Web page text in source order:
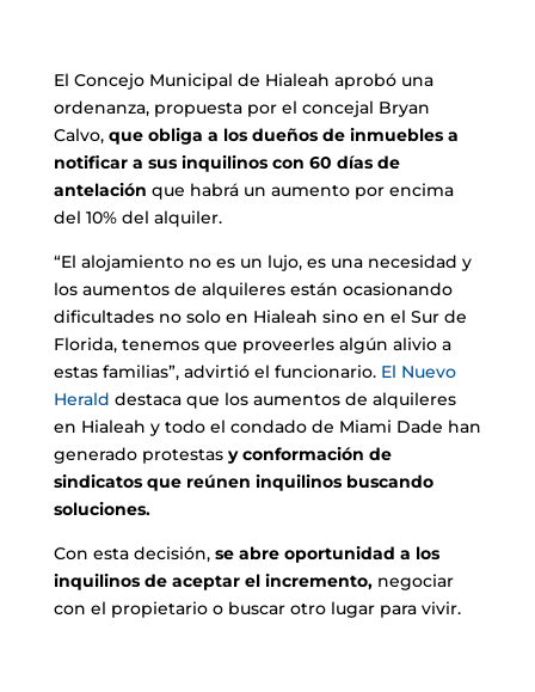
El Concejo Municipal de Hialeah aprobó una
ordenanza, propuesta por el concejal Bryan
Calvo, que obliga a los dueños de inmuebles a
notificar a sus inquilinos con 60 días de
antelación que habrá un aumento por encima
del 10% del alquiler.
“El alojamiento no es un lujo, es una necesidad y
los aumentos de alquileres están ocasionando
dificultades no solo en Hialeah sino en el Sur de
Florida, tenemos que proveerles algún alivio a
estas familias”, advirtió el funcionario. El Nuevo
Herald destaca que los aumentos de alquileres
en Hialeah y todo el condado de Miami Dade han
generado protestas y conformación de
sindicatos que reúnen inquilinos buscando
soluciones.
Con esta decisión, se abre oportunidad a los
inquilinos de aceptar el incremento,negociar
con el propietario o buscar otro lugar para vivir.